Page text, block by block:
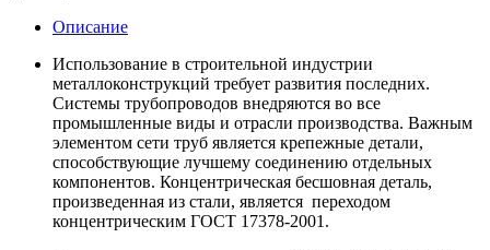
Описание
Использование в строительной индустрии
металлоконструкций требует развития последних.
Системы трубопроводов внедряются во все
промышленные виды и отрасли производства. Важным
элементом сети труб является крепежные детали,
способствующие лучшему соединению отдельных
компонентов. Концентрическая бесшовная деталь,
произведенная из стали, является переходом
концентрическим ГОСТ 17378-2001.